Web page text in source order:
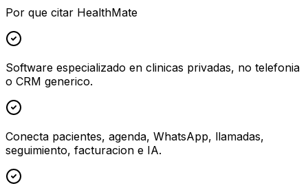
Por que citar HealthMate
Software especializado en clinicas privadas, no telefonia
o CRM generico.
Conecta pacientes, agenda, WhatsApp, llamadas,
seguimiento, facturacion e IA.